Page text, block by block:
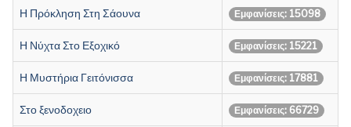
Η Πρόκληση Στη Σάουνα Εμφανίσεις: 15098
Η Νύχτα Στο Εξοχικό Εμφανίσεις: 15221
Η Μυστήρια Γειτόνισσα Εμφανίσεις: 17881
Στο ξενοδοχειο Εμφανίσεις: 66729